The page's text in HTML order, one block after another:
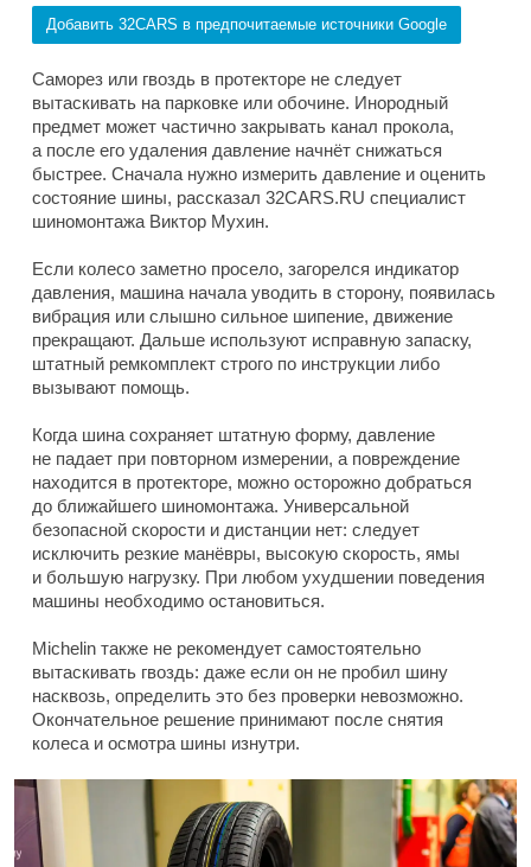
Добавить 32CARS в предпочитаемые источники Google
Саморез или гвоздь в протекторе не следует
вытаскивать на парковке или обочине. Инородный
предмет может частично закрывать канал прокола,
а после его удаления давление начнёт снижаться
быстрее. Сначала нужно измерить давление и оценить
состояние шины, рассказал 32CARS.RU специалист
шиномонтажа Виктор Мухин.
Если колесо заметно просело, загорелся индикатор
давления, машина начала уводить в сторону, появилась
вибрация или слышно сильное шипение, движение
прекращают. Дальше используют исправную запаску,
штатный ремкомплект строго по инструкции либо
вызывают помощь.
Когда шина сохраняет штатную форму, давление
не падает при повторном измерении, а повреждение
находится в протекторе, можно осторожно добраться
до ближайшего шиномонтажа. Универсальной
безопасной скорости и дистанции нет: следует
исключить резкие манёвры, высокую скорость, ямы
и большую нагрузку. При любом ухудшении поведения
машины необходимо остановиться.
Michelin также не рекомендует самостоятельно
вытаскивать гвоздь: даже если он не пробил шину
насквозь, определить это без проверки невозможно.
Окончательное решение принимают после снятия
колеса и осмотра шины изнутри.